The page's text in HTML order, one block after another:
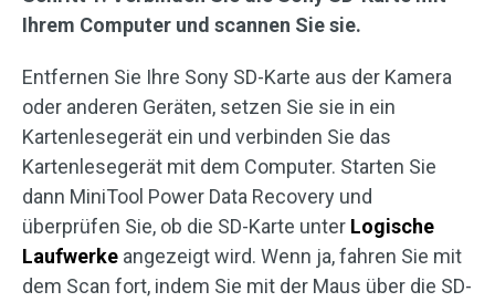
Ihrem Computer und scannen Sie sie.
Entfernen Sie Ihre Sony SD-Karte aus der Kamera
oder anderen Geräten, setzen Sie sie in ein
Kartenlesegerät ein und verbinden Sie das
Kartenlesegerät mit dem Computer. Starten Sie
dann MiniTool Power Data Recovery und
überprüfen Sie, ob die SD-Karte unter Logische
Laufwerke angezeigt wird. Wenn ja, fahren Sie mit
dem Scan fort, indem Sie mit der Maus über die SD-